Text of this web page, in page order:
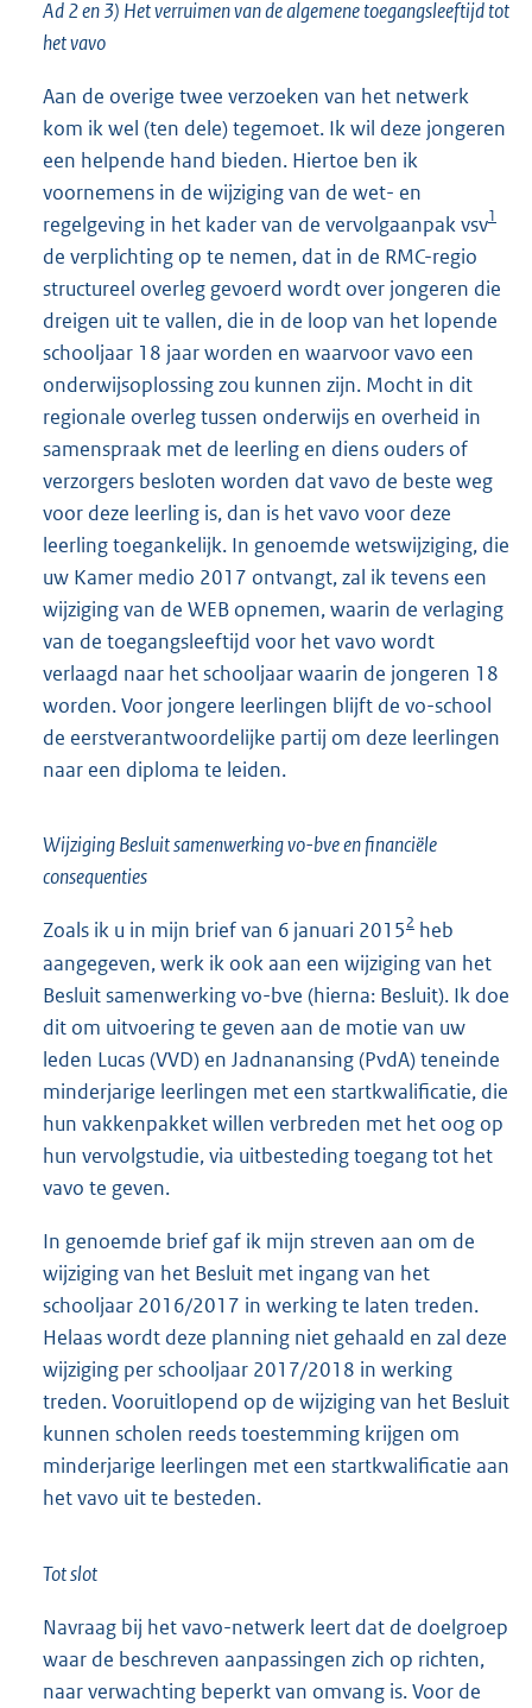
Ad 2 en 3) Het verruimen van de algemene toegangsleeftijd tot
het vavo
Aan de overige twee verzoeken van het netwerk
kom ik wel (ten dele) tegemoet. Ik wil deze jongeren
een helpende hand bieden. Hiertoe ben ik
voornemens in de wijziging van de wet- en
regelgeving in het kader van de vervolgaanpak vsv1
de verplichting op te nemen, dat in de RMC-regio
structureel overleg gevoerd wordt over jongeren die
dreigen uit te vallen, die in de loop van het lopende
schooljaar 18 jaar worden en waarvoor vavo een
onderwijsoplossing zou kunnen zijn. Mocht in dit
regionale overleg tussen onderwijs en overheid in
samenspraak met de leerling en diens ouders of
verzorgers besloten worden dat vavo de beste weg
voor deze leerling is, dan is het vavo voor deze
leerling toegankelijk. In genoemde wetswijziging, die
uw Kamer medio 2017 ontvangt, zal ik tevens een
wijziging van de WEB opnemen, waarin de verlaging
van de toegangsleeftijd voor het vavo wordt
verlaagd naar het schooljaar waarin de jongeren 18
worden. Voor jongere leerlingen blijft de vo-school
de eerstverantwoordelijke partij om deze leerlingen
naar een diploma te leiden.
Wijziging Besluit samenwerking vo-bve en financiële
consequenties
Zoals ik u in mijn brief van 6 januari 20152 heb
aangegeven, werk ik ook aan een wijziging van het
Besluit samenwerking vo-bve (hierna: Besluit). Ik doe
dit om uitvoering te geven aan de motie van uw
leden Lucas (VVD) en Jadnanansing (PvdA) teneinde
minderjarige leerlingen met een startkwalificatie, die
hun vakkenpakket willen verbreden met het oog op
hun vervolgstudie, via uitbesteding toegang tot het
vavo te geven.
In genoemde brief gaf ik mijn streven aan om de
wijziging van het Besluit met ingang van het
schooljaar 2016/2017 in werking te laten treden.
Helaas wordt deze planning niet gehaald en zal deze
wijziging per schooljaar 2017/2018 in werking
treden. Vooruitlopend op de wijziging van het Besluit
kunnen scholen reeds toestemming krijgen om
minderjarige leerlingen met een startkwalificatie aan
het vavo uit te besteden.
Tot slot
Navraag bij het vavo-netwerk leert dat de doelgroep
waar de beschreven aanpassingen zich op richten,
naar verwachting beperkt van omvang is. Voor de